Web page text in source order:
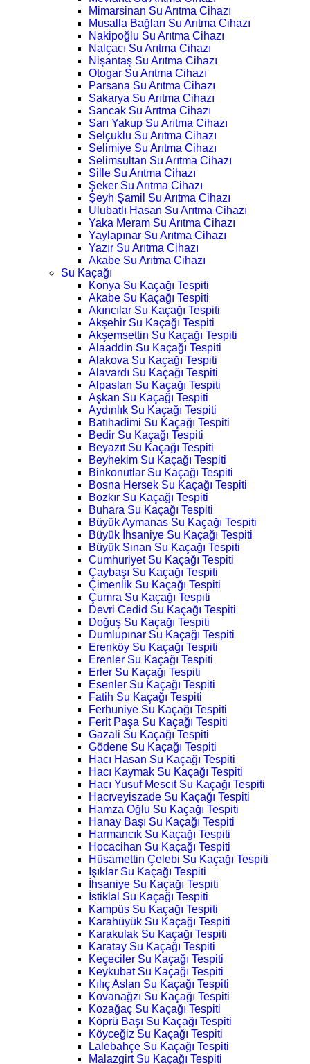
Mimarsinan Su Arıtma Cihazı
Musalla Bağları Su Arıtma Cihazı
Nakipoğlu Su Arıtma Cihazı
Nalçacı Su Arıtma Cihazı
Nişantaş Su Arıtma Cihazı
Otogar Su Arıtma Cihazı
Parsana Su Arıtma Cihazı
Sakarya Su Arıtma Cihazı
Sancak Su Arıtma Cihazı
Sarı Yakup Su Arıtma Cihazı
Selçuklu Su Arıtma Cihazı
Selimiye Su Arıtma Cihazı
Selimsultan Su Arıtma Cihazı
Sille Su Arıtma Cihazı
Şeker Su Arıtma Cihazı
Şeyh Şamil Su Arıtma Cihazı
Ulubatlı Hasan Su Arıtma Cihazı
Yaka Meram Su Arıtma Cihazı
Yaylapınar Su Arıtma Cihazı
Yazır Su Arıtma Cihazı
Akabe Su Arıtma Cihazı
Su Kaçağı
Konya Su Kaçağı Tespiti
Akabe Su Kaçağı Tespiti
Akıncılar Su Kaçağı Tespiti
Akşehir Su Kaçağı Tespiti
Akşemsettin Su Kaçağı Tespiti
Alaaddin Su Kaçağı Tespiti
Alakova Su Kaçağı Tespiti
Alavardı Su Kaçağı Tespiti
Alpaslan Su Kaçağı Tespiti
Aşkan Su Kaçağı Tespiti
Aydınlık Su Kaçağı Tespiti
Batıhadimi Su Kaçağı Tespiti
Bedir Su Kaçağı Tespiti
Beyazıt Su Kaçağı Tespiti
Beyhekim Su Kaçağı Tespiti
Binkonutlar Su Kaçağı Tespiti
Bosna Hersek Su Kaçağı Tespiti
Bozkır Su Kaçağı Tespiti
Buhara Su Kaçağı Tespiti
Büyük Aymanas Su Kaçağı Tespiti
Büyük İhsaniye Su Kaçağı Tespiti
Büyük Sinan Su Kaçağı Tespiti
Cumhuriyet Su Kaçağı Tespiti
Çaybaşı Su Kaçağı Tespiti
Çimenlik Su Kaçağı Tespiti
Çumra Su Kaçağı Tespiti
Devri Cedid Su Kaçağı Tespiti
Doğuş Su Kaçağı Tespiti
Dumlupınar Su Kaçağı Tespiti
Erenköy Su Kaçağı Tespiti
Erenler Su Kaçağı Tespiti
Erler Su Kaçağı Tespiti
Esenler Su Kaçağı Tespiti
Fatih Su Kaçağı Tespiti
Ferhuniye Su Kaçağı Tespiti
Ferit Paşa Su Kaçağı Tespiti
Gazali Su Kaçağı Tespiti
Gödene Su Kaçağı Tespiti
Hacı Hasan Su Kaçağı Tespiti
Hacı Kaymak Su Kaçağı Tespiti
Hacı Yusuf Mescit Su Kaçağı Tespiti
Hacıveyiszade Su Kaçağı Tespiti
Hamza Oğlu Su Kaçağı Tespiti
Hanay Başı Su Kaçağı Tespiti
Harmancık Su Kaçağı Tespiti
Hocacihan Su Kaçağı Tespiti
Hüsamettin Çelebi Su Kaçağı Tespiti
Işıklar Su Kaçağı Tespiti
İhsaniye Su Kaçağı Tespiti
İstiklal Su Kaçağı Tespiti
Kampüs Su Kaçağı Tespiti
Karahüyük Su Kaçağı Tespiti
Karakulak Su Kaçağı Tespiti
Karatay Su Kaçağı Tespiti
Keçeciler Su Kaçağı Tespiti
Keykubat Su Kaçağı Tespiti
Kılıç Aslan Su Kaçağı Tespiti
Kovanağzı Su Kaçağı Tespiti
Kozağaç Su Kaçağı Tespiti
Köprü Başı Su Kaçağı Tespiti
Köyceğiz Su Kaçağı Tespiti
Lalebahçe Su Kaçağı Tespiti
Malazgirt Su Kaçağı Tespiti